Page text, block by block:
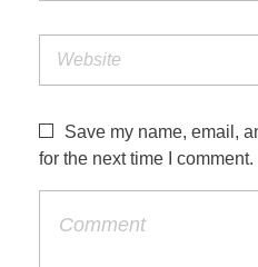
Save my name, email,
for the next time I comment.